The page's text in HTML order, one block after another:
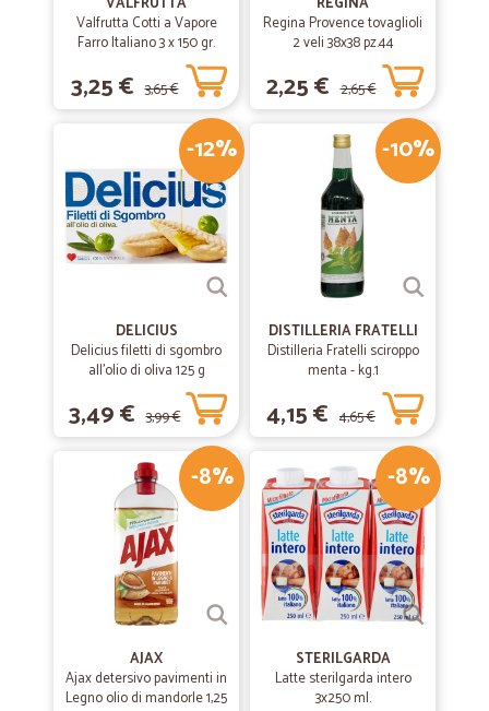
Valfrutta Cotti a Vapore
Farro Italiano 3 x 150 gr.
3,25 € 3,65 €
Regina Provence tovaglioli
2 veli 38x38 pz.44
2,25 € 2,65 €
-12%
DELICIUS
Delicius filetti di sgombro
all'olio di oliva 125 g
3,49 € 3,99 €
-10%
DISTILLERIA FRATELLI
Distilleria Fratelli sciroppo
menta - kg.1
4,15 € 4,65 €
-8%
AJAX
Ajax detersivo pavimenti in
Legno olio di mandorle 1,25
-8%
STERILGARDA
Latte sterilgarda intero
3x250 ml.